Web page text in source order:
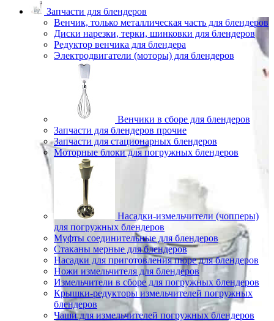
Запчасти для блендеров
Венчик, только металлическая часть для блендеров
Диски нарезки, терки, шинковки для блендеров
Редуктор венчика для блендера
Электродвигатели (моторы) для блендеров
Венчики в сборе для блендеров
Запчасти для блендеров прочие
Запчасти для стационарных блендеров
Моторные блоки для погружных блендеров
Насадки-измельчители (чопперы)
для погружных блендеров
Муфты соединительные для блендеров
Стаканы мерные для блендеров
Насадки для приготовления пюре для блендеров
Ножи измельчителя для блендеров
Измельчители в сборе для погружных блендеров
Крышки-редукторы измельчителей погружных
блендеров
Чаши для измельчителей погружных блендеров